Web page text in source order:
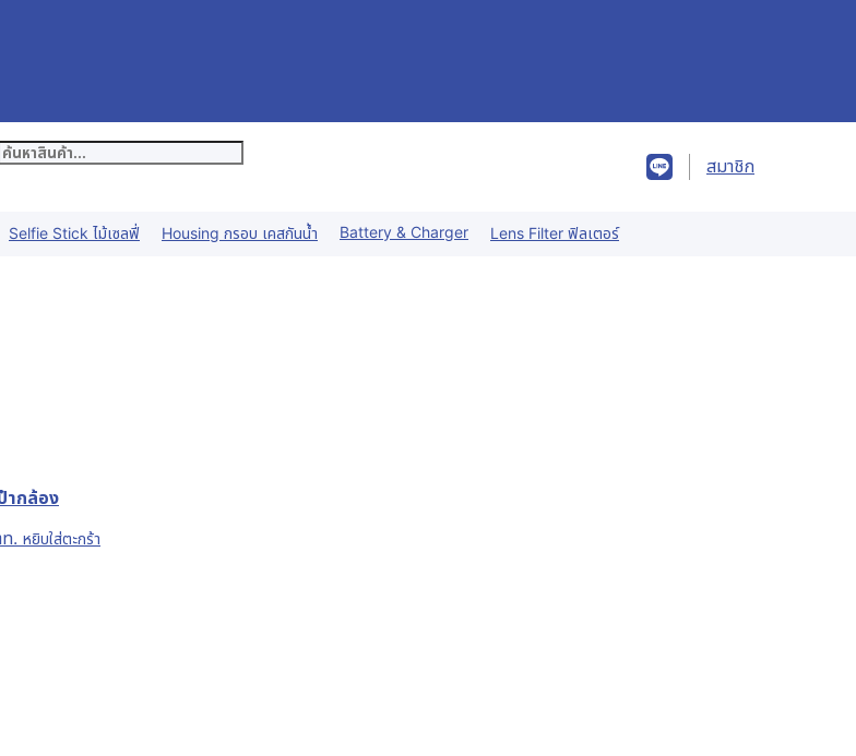
สมาชิก
Selfie Stick ไม้เซลฟี่ Housing กรอบ เคสกันน้ำ Battery & Charger Lens Filter ฟิลเตอร์
ากล้อง
. หยิบใส่ตะกร้า